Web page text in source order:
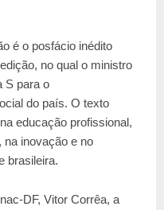
é o posfácio inédito
no qual o ministro
S para o
do país. O texto
educação profissional,
na inovação e no
brasileira.
DF, Vitor Corrêa, a